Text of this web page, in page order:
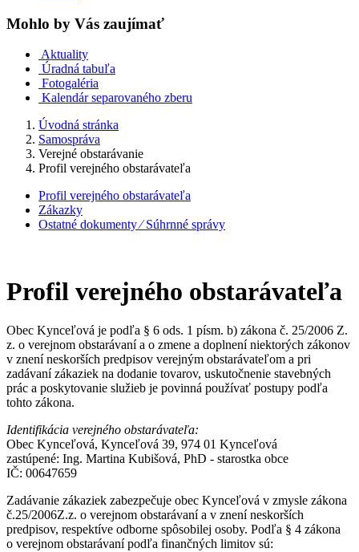
Mohlo by Vás zaujímať
Aktuality
Úradná tabuľa
Fotogaléria
Kalendár separovaného zberu
Úvodná stránka
Samospráva
Verejné obstarávanie
Profil verejného obstarávateľa
Profil verejného obstarávateľa
Zákazky
Ostatné dokumenty ⁄ Súhrnné správy
Profil verejného obstarávateľa
Obec Kynceľová je podľa § 6 ods. 1 písm. b) zákona č. 25/2006 Z.
z. o verejnom obstarávaní a o zmene a doplnení niektorých zákonov
v znení neskorších predpisov verejným obstarávateľom a pri
zadávaní zákaziek na dodanie tovarov, uskutočnenie stavebných
prác a poskytovanie služieb je povinná používať postupy podľa
tohto zákona.
Identifikácia verejného obstarávateľa:
Obec Kynceľová, Kynceľová 39, 974 01 Kynceľová
zastúpené: Ing. Martina Kubišová, PhD - starostka obce
IČ: 00647659
Zadávanie zákaziek zabezpečuje obec Kynceľová v zmysle zákona
č.25/2006Z.z. o verejnom obstarávaní a v znení neskorších
predpisov, respektíve odborne spôsobilej osoby. Podľa § 4 zákona
o verejnom obstarávaní podľa finančných limitov sú: